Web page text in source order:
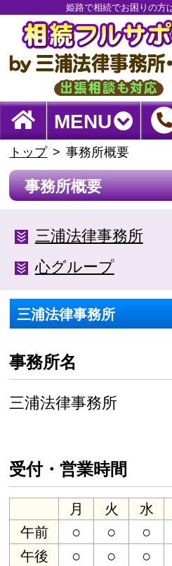
姫路で相続でお困りの方
MENU
トップ 事務所概要
事務所概要
三浦法律事務所
心グループ
三浦法律事務所
事務所名
三浦法律事務所
受付・営業時間
月 火 水
午前
○ ○ ○
午後 ○ ○ ○